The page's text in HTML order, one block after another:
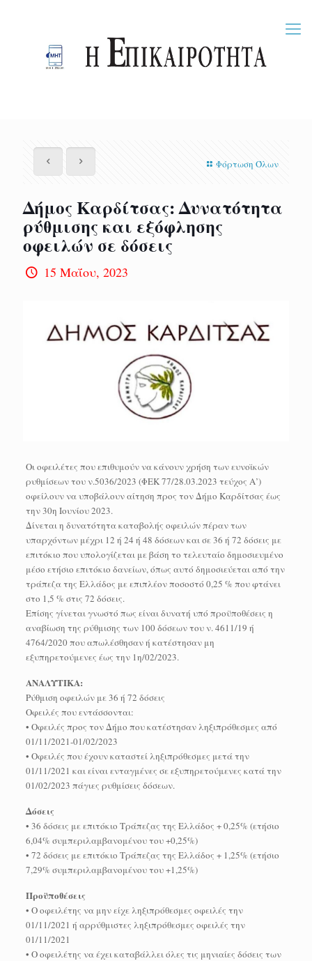
Φόρτωση Όλων
Δήμος Καρδίτσας: Δυνατότητα
ρύθμισης και εξόφλησης
οφειλών σε δόσεις
15 Μαΐου, 2023
Οι οφειλέτες που επιθυμούν να κάνουν χρήση των ευνοϊκών
ρυθμίσεων του ν.5036/2023 (ΦΕΚ 77/28.03.2023 τεύχος Α’)
οφείλουν να υποβάλουν αίτηση προς τον Δήμο Καρδίτσας έως
την 30η Ιουνίου 2023.
Δίνεται η δυνατότητα καταβολής οφειλών πέραν των
υπαρχόντων μέχρι 12 ή 24 ή 48 δόσεων και σε 36 ή 72 δόσεις με
επιτόκιο που υπολογίζεται με βάση το τελευταίο δημοσιευμένο
μέσο ετήσιο επιτόκιο δανείων, όπως αυτό δημοσιεύεται από την
τράπεζα της Ελλάδος με επιπλέον ποσοστό 0,25 % που φτάνει
στο 1,5 % στις 72 δόσεις.
Επίσης γίνεται γνωστό πως είναι δυνατή υπό προϋποθέσεις η
αναβίωση της ρύθμισης των 100 δόσεων του ν. 4611/19 ή
4764/2020 που απωλέσθησαν ή κατέστησαν μη
εξυπηρετούμενες έως την 1η/02/2023.
ΑΝΑΛΥΤΙΚΑ:
Ρύθμιση οφειλών με 36 ή 72 δόσεις
Οφειλές που εντάσσονται:
• Οφειλές προς τον Δήμο που κατέστησαν ληξιπρόθεσμες από
01/11/2021-01/02/2023
• Οφειλές που έχουν καταστεί ληξιπρόθεσμες μετά την
01/11/2021 και είναι ενταγμένες σε εξυπηρετούμενες κατά την
01/02/2023 πάγιες ρυθμίσεις δόσεων.
Δόσεις
• 36 δόσεις με επιτόκιο Τράπεζας της Ελλάδος + 0,25% (ετήσιο
6,04% συμπεριλαμβανομένου του +0,25%)
• 72 δόσεις με επιτόκιο Τράπεζας της Ελλάδος + 1,25% (ετήσιο
7,29% συμπεριλαμβανομένου του +1,25%)
Προϋποθέσεις
• Ο οφειλέτης να μην είχε ληξιπρόθεσμες οφειλές την
01/11/2021 ή αρρύθμιστες ληξιπρόθεσμες οφειλές την
01/11/2021
• Ο οφειλέτης να έχει καταβάλλει όλες τις μηνιαίες δόσεις των